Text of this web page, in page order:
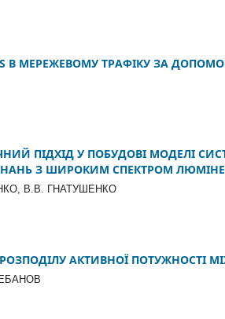
В МЕРЕЖЕВОМУ ТРАФІКУ ЗА
ПІДХІД У ПОБУДОВІ МОДЕЛІ
З ШИРОКИМ СПЕКТРОМ
В.В. ГНАТУШЕНКО
АКТИВНОЇ ПОТУЖНОСТІ